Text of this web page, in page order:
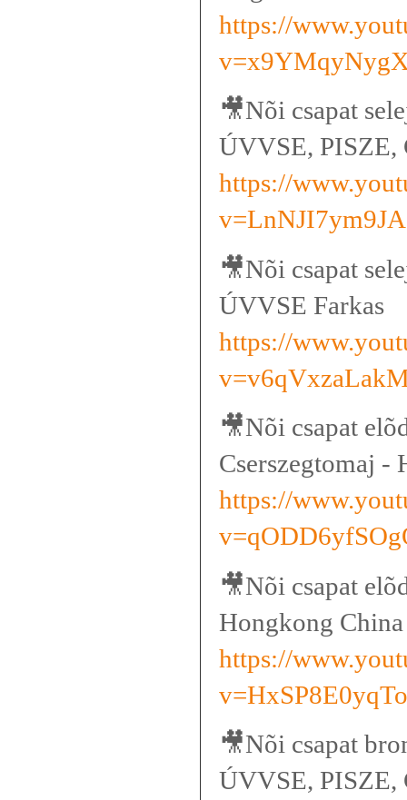
https://
🎥Nõi csapat
ÚVVSE, PISZE,
https://
v=LnNJI7ym9JA
🎥Nõi csapat
ÚVVSE Farkas
https://
🎥Nõi csapat
Cserszegtomaj -
https://
🎥Nõi csapat
Hongkong China
https://
v=HxSP8E0yqTo
🎥Nõi csapat
ÚVVSE, PISZE,